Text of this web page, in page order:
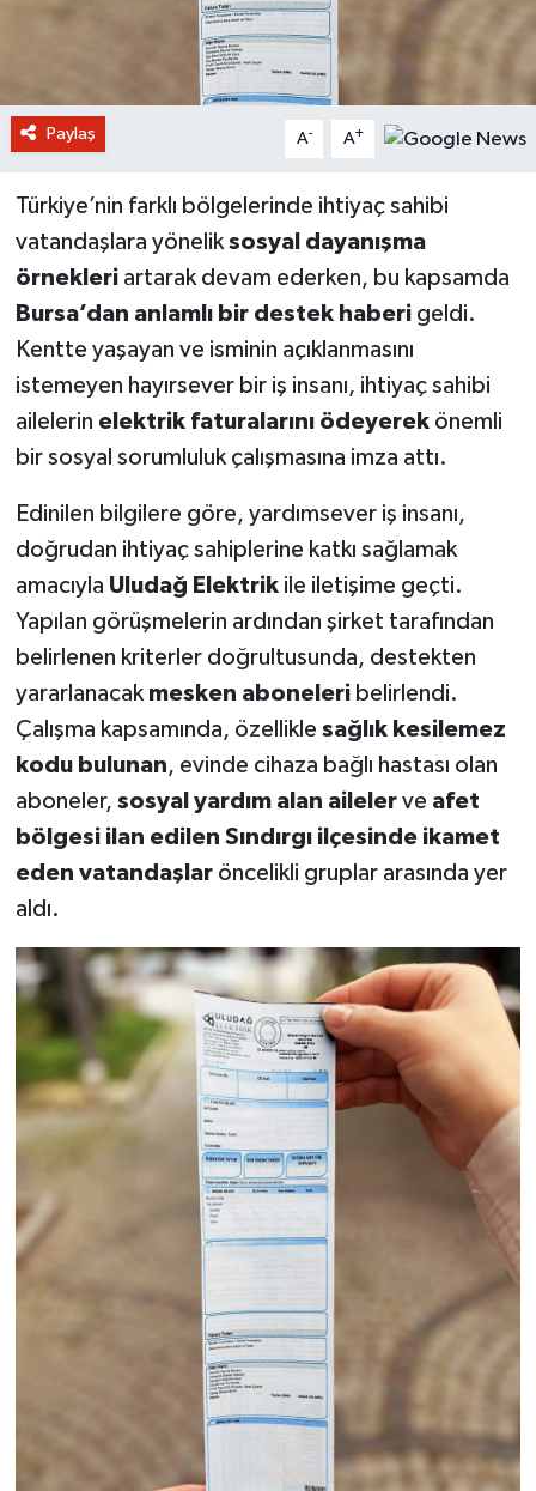
Paylaş A- A+
Türkiye’nin farklı bölgelerinde ihtiyaç sahibi
vatandaşlara yönelik sosyal dayanışma
örnekleriartarak devam ederken, bu kapsamda
Bursa’dan anlamlı bir destek haberigeldi.
Kentte yaşayan ve isminin açıklanmasını
istemeyen hayırsever bir iş insanı, ihtiyaç sahibi
ailelerin elektrik faturalarını ödeyerekönemli
bir sosyal sorumluluk çalışmasına imza attı.
Edinilen bilgilere göre, yardımsever iş insanı,
doğrudan ihtiyaç sahiplerine katkı sağlamak
amacıyla Uludağ Elektrikile iletişime geçti.
Yapılan görüşmelerin ardından şirket tarafından
belirlenen kriterler doğrultusunda, destekten
yararlanacak mesken aboneleribelirlendi.
Çalışma kapsamında, özellikle sağlık kesilemez
kodu bulunan, evinde cihaza bağlı hastası olan
aboneler, sosyal yardım alan ailelerve afet
bölgesi ilan edilen Sındırgı ilçesinde ikamet
eden vatandaşlaröncelikli gruplar arasında yer
aldı.